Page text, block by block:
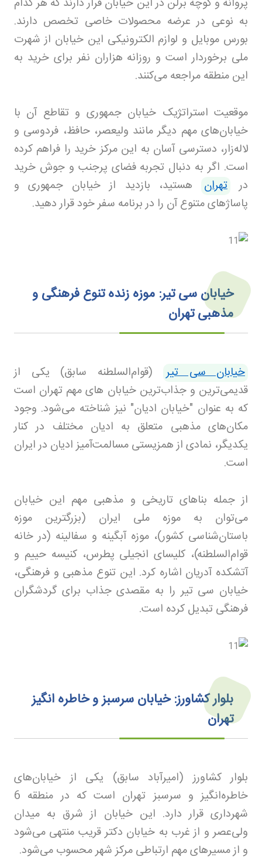
به نوعی در عرضه محصولات خاصی تخصص دارند.
بورس موبایل و لوازم الکترونیکی این خیابان از شهرت
ملی برخوردار است و روزانه هزاران نفر برای خرید به
این منطقه مراجعه می‌کنند.
موقعیت استراتژیک خیابان جمهوری و تقاطع آن با
خیابان‌های مهم دیگر مانند ولیعصر، حافظ، فردوسی و
لاله‌زار، دسترسی آسان به این مرکز خرید را فراهم کرده
است. اگر به دنبال تجربه فضای پرجنب و جوش خرید
در
تهران
هستید، بازدید از خیابان جمهوری و
پاساژهای متنوع آن را در برنامه سفر خود قرار دهید.
خیابان سی تیر: موزه زنده تنوع فرهنگی و
مذهبی تهران
خیابان سی تیر
(قوام‌السلطنه سابق) یکی از
قدیمی‌ترین و جذاب‌ترین خیابان های مهم تهران است
که به عنوان "خیابان ادیان" نیز شناخته می‌شود. وجود
مکان‌های مذهبی متعلق به ادیان مختلف در کنار
یکدیگر، نمادی از همزیستی مسالمت‌آمیز ادیان در ایران
است.
از جمله بناهای تاریخی و مذهبی مهم این خیابان
می‌توان به موزه ملی ایران (بزرگترین موزه
باستان‌شناسی کشور)، موزه آبگینه و سفالینه (در خانه
قوام‌السلطنه)، کلیسای انجیلی پطرس، کنیسه حییم و
آتشکده آدریان اشاره کرد. این تنوع مذهبی و فرهنگی،
خیابان سی تیر را به مقصدی جذاب برای گردشگران
فرهنگی تبدیل کرده است.
بلوار کشاورز: خیابان سرسبز و خاطره‌ انگیز
تهران
بلوار کشاورز (امیرآباد سابق) یکی از خیابان‌های
خاطره‌انگیز و سرسبز تهران است که در منطقه 6
شهرداری قرار دارد. این خیابان از شرق به میدان
ولی‌عصر و از غرب به خیابان دکتر قریب منتهی می‌شود
و از مسیرهای مهم ارتباطی مرکز شهر محسوب می‌شود.